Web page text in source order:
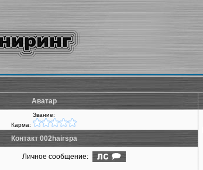
Аватар
Звание:
Карма:
Контакт 002hairspa
Личное сообщение: